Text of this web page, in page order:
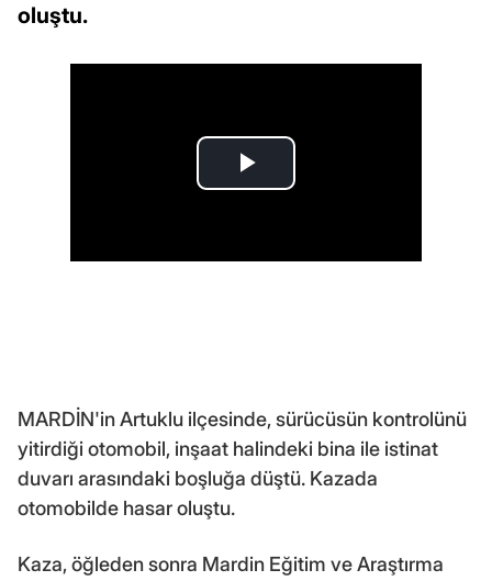
oluştu.
MARDİN'in Artuklu ilçesinde, sürücüsün kontrolünü
yitirdiği otomobil, inşaat halindeki bina ile istinat
duvarı arasındaki boşluğa düştü. Kazada
otomobilde hasar oluştu.
Kaza, öğleden sonra Mardin Eğitim ve Araştırma